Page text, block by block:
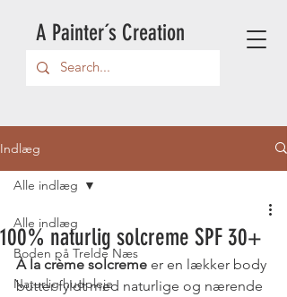
A Painter´s Creation
Indlæg
Alle indlæg
Boden på Trelde Næs
Naturlig hudpleje
Alle indlæg
100% naturlig solcreme SPF 30+
À la crème solcreme er en lækker body
butter fyldt med naturlige og nærende